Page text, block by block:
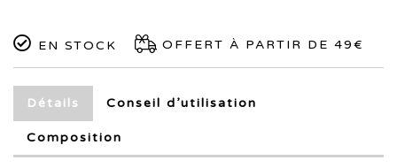
EN STOCK OFFERT À PARTIR DE 49€
Détails Conseil d’utilisation
Composition